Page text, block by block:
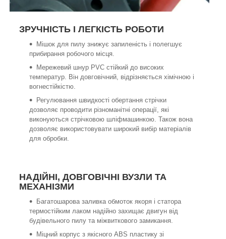
ЗРУЧНІСТЬ І ЛЕГКІСТЬ РОБОТИ
Мішок для пилу знижує запиленість і полегшує
прибирання робочого місця.
Мережевий шнур PVC стійкий до високих
температур. Він довговічний, відрізняється хімічною і
вогнестійкістю.
Регулювання швидкості обертання стрічки
дозволяє проводити різноманітні операції, які
виконуються стрічковою шліфмашинкою. Також вона
дозволяє використовувати широкий вибір матеріалів
для обробки.
НАДІЙНІ, ДОВГОВІЧНІ ВУЗЛИ ТА
МЕХАНІЗМИ
Багатошарова заливка обмоток якоря і статора
термостійким лаком надійно захищає двигун від
будівельного пилу та міжвиткового замикання.
Міцний корпус з якісного ABS пластику зі